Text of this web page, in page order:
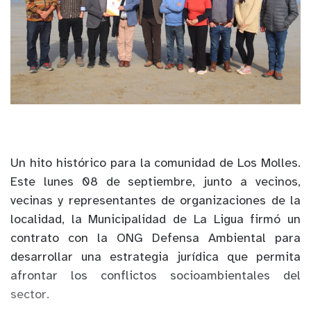
Un hito histórico para la comunidad de Los Molles.
Este lunes 08 de septiembre, junto a vecinos,
vecinas y representantes de organizaciones de la
localidad, la Municipalidad de La Ligua firmó un
contrato con la ONG Defensa Ambiental para
desarrollar una estrategia jurídica que permita
afrontar los conflictos socioambientales del
sector.